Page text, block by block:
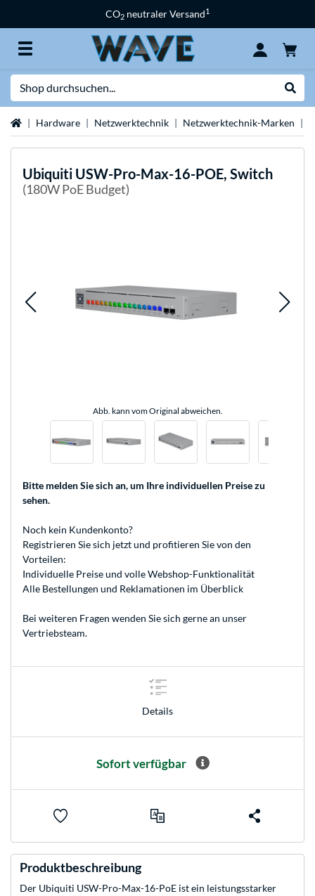
CO2 neutraler Versand1
StartseiteHardware Netzwerktechnik Netzwerktechnik-Marken
Ubiquiti USW-Pro-Max-16-POE, Switch
(180W PoE Budget)
Abb. kann vom Original abweichen.
Bitte melden Sie sich an, um Ihre individuellen Preise zu
sehen.
Noch kein Kundenkonto?
Registrieren Sie sich jetzt und profitieren Sie von den
Vorteilen:
Individuelle Preise und volle Webshop-Funktionalität
Alle Bestellungen und Reklamationen im Überblick
Bei weiteren Fragen wenden Sie sich gerne an unser
Vertriebsteam.
Details
Sofort verfügbar
Produktbeschreibung
Der Ubiquiti USW-Pro-Max-16-PoE ist ein leistungsstarker